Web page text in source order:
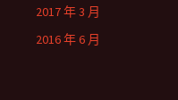
2017 年 3 月
2016 年 6 月